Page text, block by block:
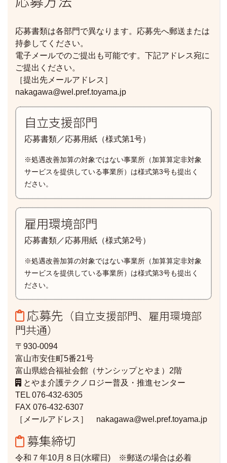
応募書類は各部門で異なります。応募先へ郵送または
持参してください。
電子メールでのご提出も可能です。下記アドレス宛に
ご提出ください。
［提出先メールアドレス］
nakagawa@wel.pref.toyama.jp
自立支援部門
応募書類／応募用紙（様式第1号）
※処遇改善加算の対象ではない事業所（加算算定非対象
サービスを提供している事業所）は様式第3号も提出く
ださい。
雇用環境部門
応募書類／応募用紙（様式第2号）
※処遇改善加算の対象ではない事業所（加算算定非対象
サービスを提供している事業所）は様式第3号も提出く
ださい。
応募先 （自立支援部門、雇用環境部
門共通）
〒930-0094
富山市安住町5番21号
富山県総合福祉会館（サンシップとやま）2階
とやま介護テクノロジー普及・推進センター
TEL 076-432-6305
FAX 076-432-6307
［メールアドレス］ nakagawa@wel.pref.toyama.jp
募集締切
令和７年10月８日(水曜日) ※郵送の場合は必着